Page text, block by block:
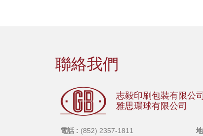
聯絡我們
志毅印刷包裝有限公司
雅思環球有限公司
電話 : (852) 2357-1811